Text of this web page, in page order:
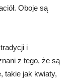
Oboje są
i
z tego, że są
takie jak kwiaty,